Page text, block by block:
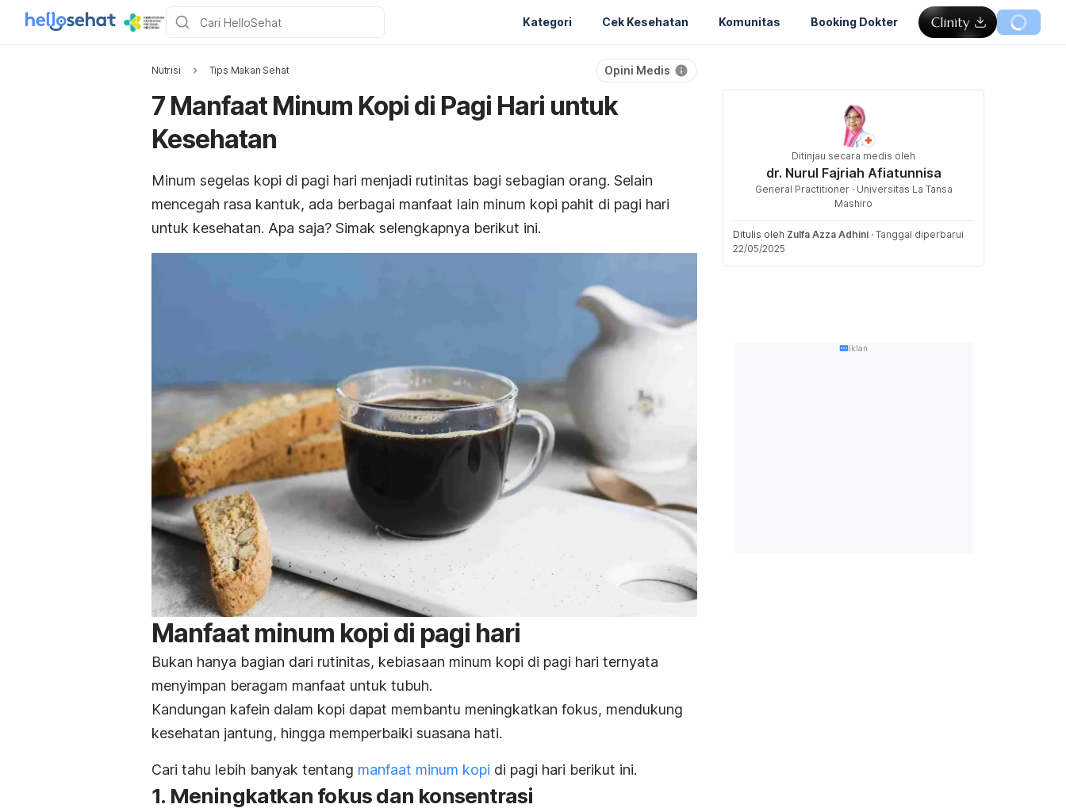
Kategori Cek Kesehatan Komunitas Booking Dokter
Nutrisi Tips Makan Sehat Opini Medis
7 Manfaat Minum Kopi di Pagi Hari untuk
Kesehatan
Minum segelas kopi di pagi hari menjadi rutinitas bagi sebagian orang. Selain
mencegah rasa kantuk, ada berbagai manfaat lain minum kopi pahit di pagi hari
untuk kesehatan. Apa saja? Simak selengkapnya berikut ini.
Manfaat minum kopi di pagi hari
Bukan hanya bagian dari rutinitas, kebiasaan minum kopi di pagi hari ternyata
menyimpan beragam manfaat untuk tubuh.
Kandungan kafein dalam kopi dapat membantu meningkatkan fokus, mendukung
kesehatan jantung, hingga memperbaiki suasana hati.
Cari tahu lebih banyak tentang manfaat minum kopi di pagi hari berikut ini.
1. Meningkatkan fokus dan konsentrasi
Ditinjau secara medis oleh
dr. Nurul Fajriah Afiatunnisa
General Practitioner · Universitas La Tansa
Mashiro
Ditulis oleh Zulfa Azza Adhini · Tanggal diperbarui
22/05/2025
Iklan